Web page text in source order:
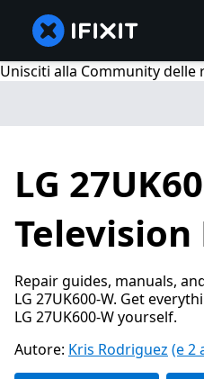
Unisciti alla Community delle
LG
Television
Repair guides, manuals,
LG 27UK600-W. Get
LG 27UK600-W yourself.
Autore: Kris Rodriguez (e 2